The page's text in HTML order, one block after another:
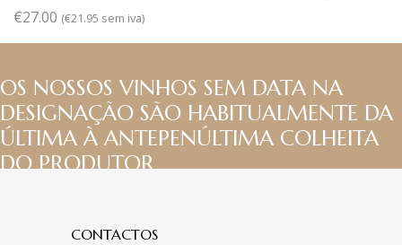
€27.00 (€21.95 sem iva)
OS NOSSOS VINHOS SEM DATA NA
DESIGNAÇÃO SÃO HABITUALMENTE DA
ÚLTIMA À ANTEPENÚLTIMA COLHEITA
DO PRODUTOR
CONTACTOS